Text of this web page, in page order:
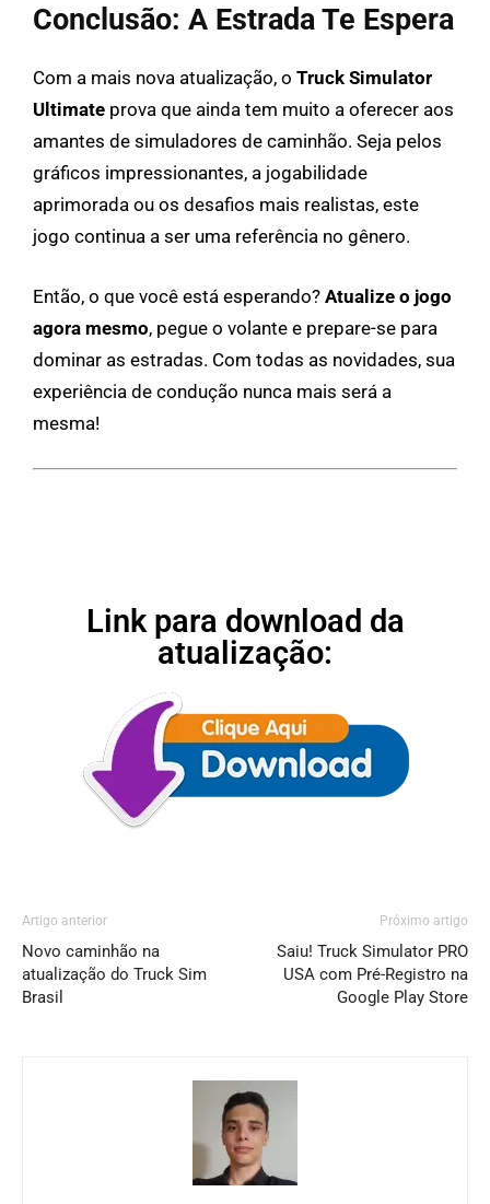
Conclusão: A Estrada Te Espera
Com a mais nova atualização, o Truck Simulator
Ultimate prova que ainda tem muito a oferecer aos
amantes de simuladores de caminhão. Seja pelos
gráficos impressionantes, a jogabilidade
aprimorada ou os desafios mais realistas, este
jogo continua a ser uma referência no gênero.
Então, o que você está esperando? Atualize o jogo
agora mesmo, pegue o volante e prepare-se para
dominar as estradas. Com todas as novidades, sua
experiência de condução nunca mais será a
mesma!
Link para download da
atualização:
Artigo anterior
Novo caminhão na
atualização do Truck Sim
Brasil
Próximo artigo
Saiu! Truck Simulator PRO
USA com Pré-Registro na
Google Play Store